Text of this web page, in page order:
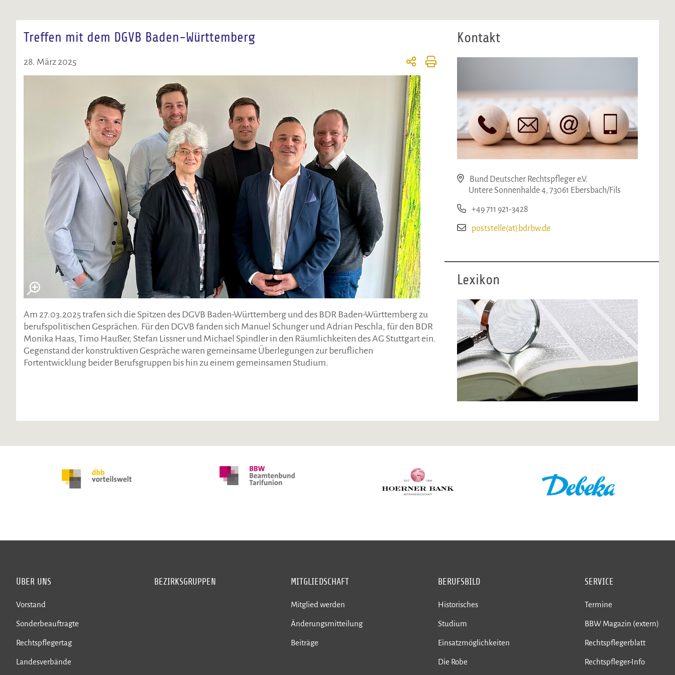
Treffen mit dem DGVB Baden-Württemberg
28. März 2025
Am 27.03.2025 trafen sich die Spitzen des DGVB Baden-Württemberg und des BDR Baden-Württemberg zu
berufspolitischen Gesprächen. Für den DGVB fanden sich Manuel Schunger und Adrian Peschla, für den BDR
Monika Haas, Timo Haußer, Stefan Lissner und Michael Spindler in den Räumlichkeiten des AG Stuttgart ein.
Gegenstand der konstruktiven Gespräche waren gemeinsame Überlegungen zur beruflichen
Fortentwicklung beider Berufsgruppen bis hin zu einem gemeinsamen Studium.
Kontakt
Bund Deutscher Rechtspfleger e.V.
Untere Sonnenhalde 4, 73061 Ebersbach/Fils
+49 711 921-3428
poststelle(at)bdrbw.de
Lexikon
ÜBER UNS
Vorstand
Sonderbeauftragte
Rechtspflegertag
Landesverbände
BEZIRKSGRUPPEN MITGLIEDSCHAFT
Mitglied werden
Änderungsmitteilung
Beiträge
BERUFSBILD
Historisches
Studium
Einsatzmöglichkeiten
Die Robe
SERVICE
Termine
BBW Magazin (extern)
Rechtspflegerblatt
Rechtspfleger-Info